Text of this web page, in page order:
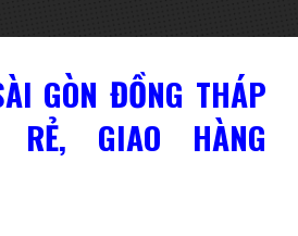
GÒN ĐỒNG THÁP
RẺ, GIAO HÀNG